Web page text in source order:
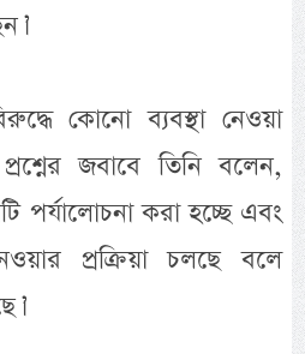
কোনো ব্যবস্থা নেওয়া
জবাবে তিনি বলেন,
পর্যালোচনা করা হচ্ছে এবং
প্রক্রিয়া চলছে বলে